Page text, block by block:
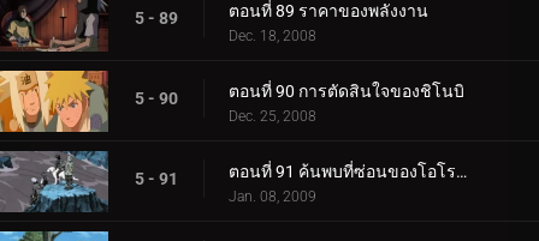
5 - 89 ตอนที่ 89 ราคาของพลังงาน
Dec. 18, 2008
5 - 90 ตอนที่ 90 การตัดสินใจของชิโนบิ
Dec. 25, 2008
5 - 91 ตอนที่ 91 ค้นพบที่ซ่อนของโอโรจิมารุ
Jan. 08, 2009